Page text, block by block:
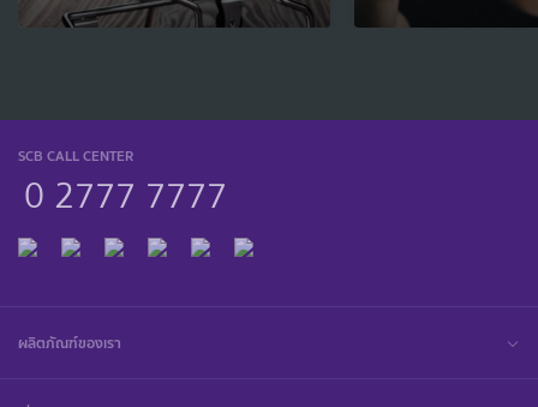
SCB CALL CENTER
0 2777 7777
ผลิตภัณฑ์ของเรา